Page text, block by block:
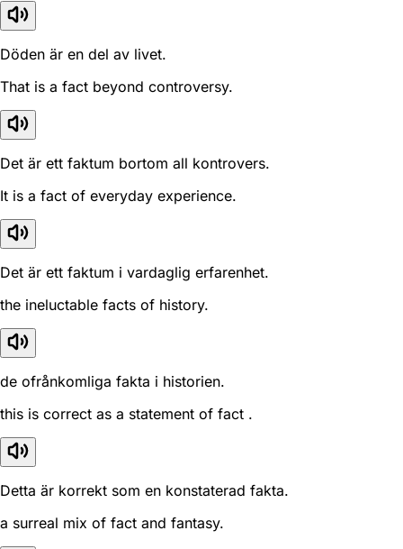
Döden är en del av livet.
That is a fact beyond controversy.
Det är ett faktum bortom all kontrovers.
It is a fact of everyday experience.
Det är ett faktum i vardaglig erfarenhet.
the ineluctable facts of history.
de ofrånkomliga fakta i historien.
this is correct as a statement of fact .
Detta är korrekt som en konstaterad fakta.
a surreal mix of fact and fantasy.